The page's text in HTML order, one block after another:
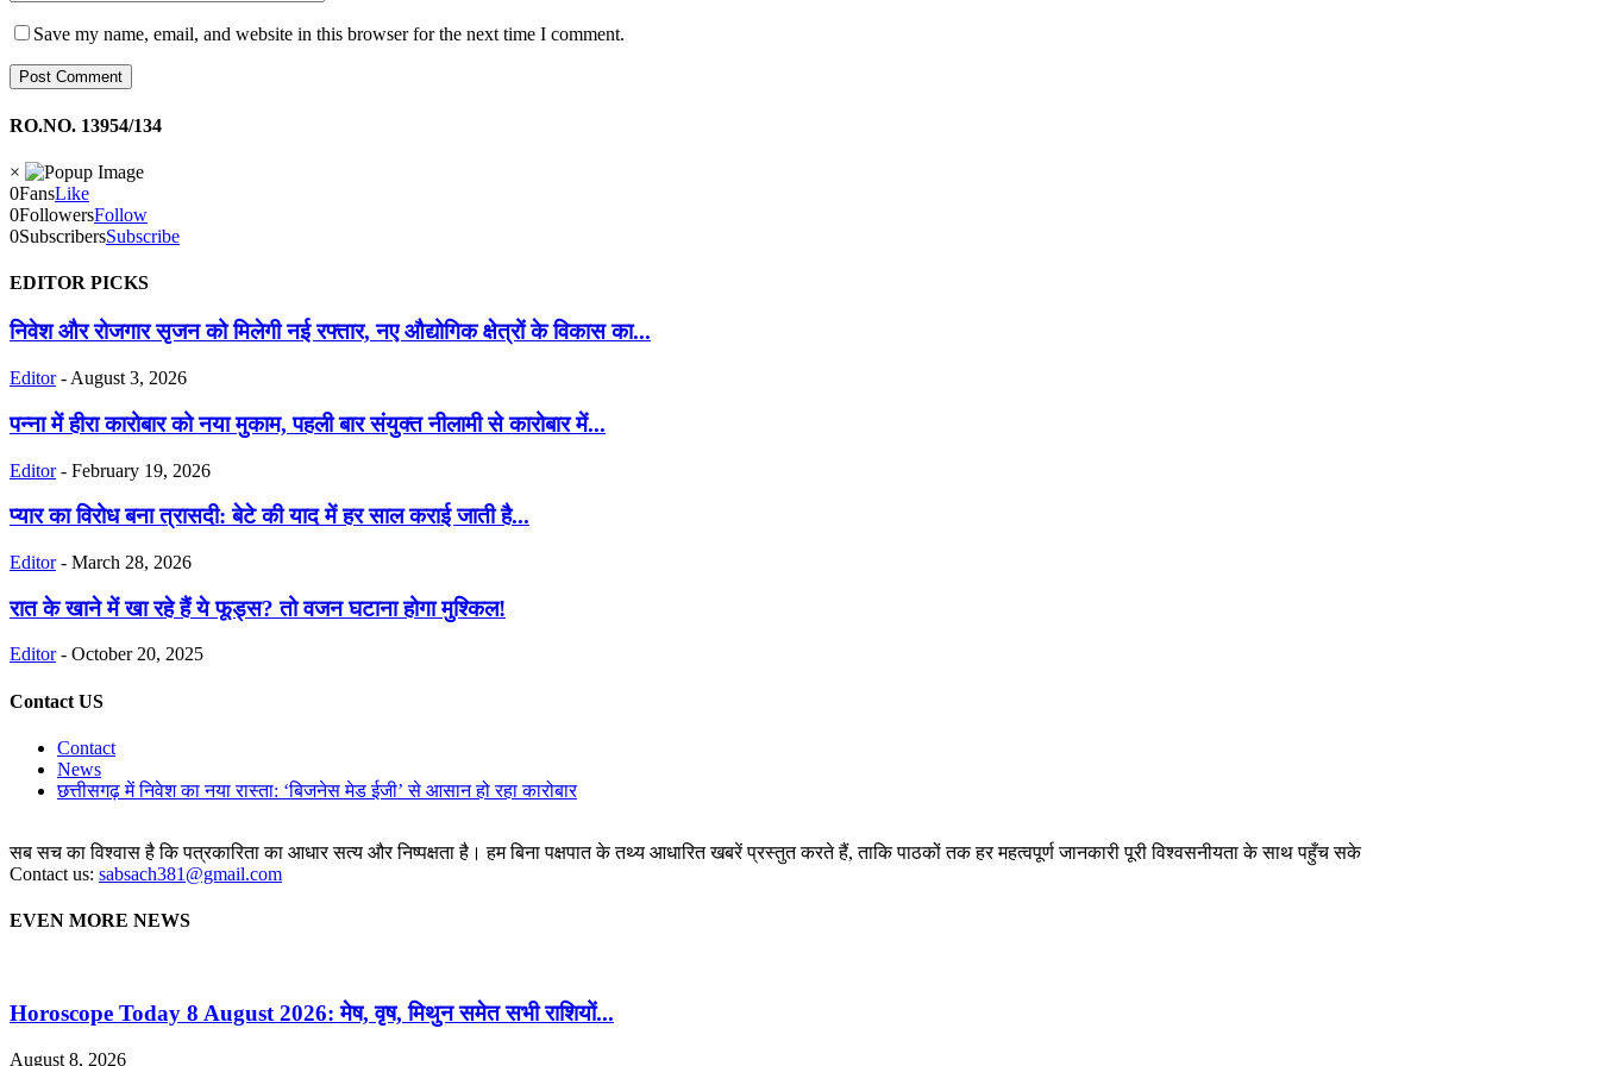
Save my name, email, and website in this browser for the next time I comment.
RO.NO. 13954/134
×
0FansLike
0FollowersFollow
0SubscribersSubscribe
EDITOR PICKS
निवेश और रोजगार सृजन को मिलेगी नई रफ्तार, नए औद्योगिक क्षेत्रों के विकास का...
Editor - August 3, 2026
पन्ना में हीरा कारोबार को नया मुकाम, पहली बार संयुक्त नीलामी से कारोबार में...
Editor - February 19, 2026
प्यार का विरोध बना त्रासदी: बेटे की याद में हर साल कराई जाती है...
Editor - March 28, 2026
रात के खाने में खा रहे हैं ये फूड्स? तो वजन घटाना होगा मुश्किल!
Editor - October 20, 2025
Contact US
Contact
News
छत्तीसगढ़ में निवेश का नया रास्ता: ‘बिजनेस मेड ईजी’ से आसान हो रहा कारोबार
सब सच का विश्वास है कि पत्रकारिता का आधार सत्य और निष्पक्षता है। हम बिना पक्षपात के तथ्य आधारित खबरें प्रस्तुत करते हैं, ताकि पाठकों तक हर महत्वपूर्ण जानकारी पूरी विश्वसनीयता के साथ पहुँच सके
Contact us: sabsach381@gmail.com
EVEN MORE NEWS
Horoscope Today 8 August 2026: मेष, वृष, मिथुन समेत सभी राशियों...
August 8, 2026